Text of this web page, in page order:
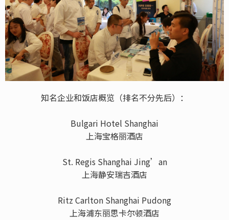
知名企业和饭店概览（排名不分先后）：
Bulgari Hotel Shanghai
上海宝格丽酒店
St. Regis Shanghai Jing’an
上海静安瑞吉酒店
Ritz Carlton Shanghai Pudong
上海浦东丽思卡尔顿酒店